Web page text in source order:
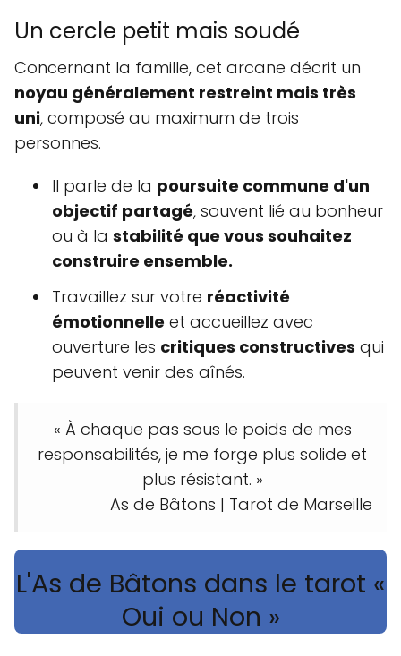
Un cercle petit mais soudé
Concernant la famille, cet arcane décrit un
noyau généralement restreint mais très
uni, composé au maximum de trois
personnes.
Il parle de la poursuite commune d'un
objectif partagé, souvent lié au bonheur
ou à la stabilité que vous souhaitez
construire ensemble.
Travaillez sur votre réactivité
émotionnelle et accueillez avec
ouverture les critiques constructives qui
peuvent venir des aînés.
« À chaque pas sous le poids de mes
responsabilités, je me forge plus solide et
plus résistant. »
As de Bâtons | Tarot de Marseille
L'As de Bâtons dans le tarot «
Oui ou Non »